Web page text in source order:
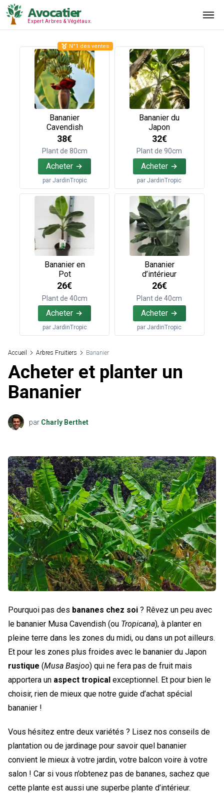
Avocatier
Expert Arbres & Végétaux.
Bananier
Cavendish
38€
Plant de 80cm
Acheter
par JardinTropic
N°1 des ventes
Bananier du
Japon
32€
Plant de 90cm
Acheter
parJardinTropic
Bananier en
Pot
26€
Plant de 40cm
Acheter
par JardinTropic
Bananier
d’intérieur
26€
Plant de 40cm
Acheter
parJardinTropic
Accueil Arbres Fruitiers Bananier
Acheter et planter un
Bananier
par Charly Berthet
Pourquoi pas des bananes chez soi ? Rêvez un peu avec
le bananier Musa Cavendish (ou Tropicana), à planter en
pleine terre dans les zones du midi, ou dans un pot ailleurs.
Et pour les zones plus froides avec le bananier du Japon
rustique (Musa Basjoo) qui ne fera pas de fruit mais
apportera un aspect tropical exceptionnel. Et pour bien le
choisir, rien de mieux que notre guide d’achat spécial
bananier !
Vous hésitez entre deux variétés ? Lisez nos conseils de
plantation ou de jardinage pour savoir quel bananier
convient le mieux à votre jardin, votre balcon voire à votre
salon ! Car si vous n’obtenez pas de bananes, sachez que
cette plante est aussi une superbe plante d’intérieur.